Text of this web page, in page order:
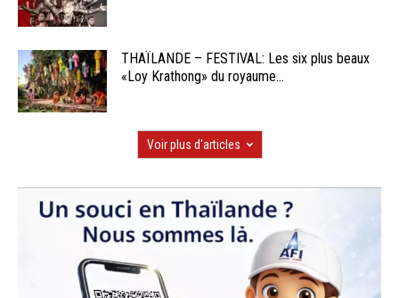
THAÏLANDE – FESTIVAL: Les six plus beaux
«Loy Krathong» du royaume...
Voir plus d'articles